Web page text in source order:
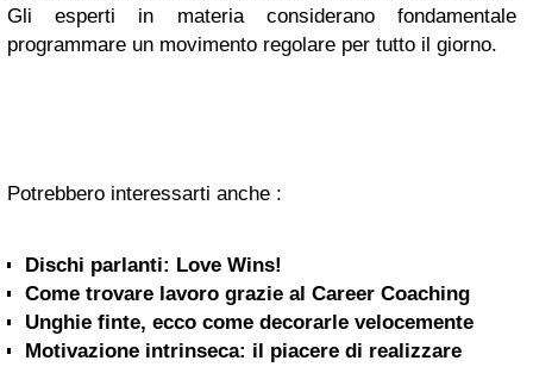
Gli esperti in materia considerano fondamentale
programmare un movimento regolare per tutto il giorno.
Potrebbero interessarti anche :
Dischi parlanti: Love Wins!
Come trovare lavoro grazie al Career Coaching
Unghie finte, ecco come decorarle velocemente
Motivazione intrinseca: il piacere di realizzare